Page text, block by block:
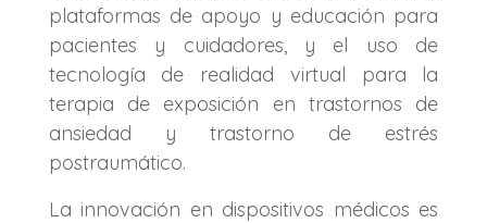
plataformas de apoyo y educación para
pacientes y cuidadores, y el uso de
tecnología de realidad virtual para la
terapia de exposición en trastornos de
ansiedad y trastorno de estrés
postraumático.
La innovación en dispositivos médicos es